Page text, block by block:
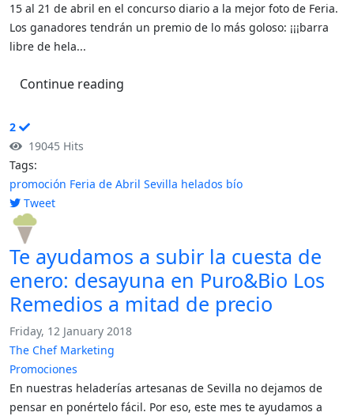
15 al 21 de abril en el concurso diario a la mejor foto de Feria.
Los ganadores tendrán un premio de lo más goloso: ¡¡¡barra
libre de hela...
Continue reading
2
19045 Hits
Tags:
promoción Feria de Abril Sevilla helados bío
Tweet
pinterest
Te ayudamos a subir la cuesta de
enero: desayuna en Puro&Bio Los
Remedios a mitad de precio
Friday, 12 January 2018
The Chef Marketing
Promociones
En nuestras heladerías artesanas de Sevilla no dejamos de
pensar en ponértelo fácil. Por eso, este mes te ayudamos a